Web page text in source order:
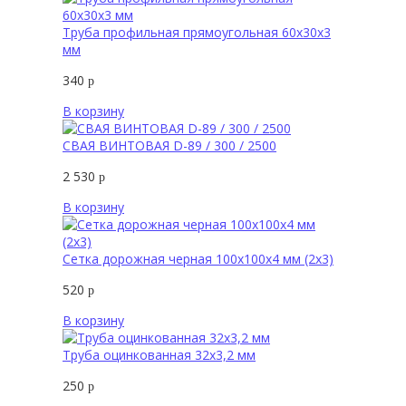
Труба профильная прямоугольная 60х30х3
мм
340 р
В корзину
СВАЯ ВИНТОВАЯ D-89 / 300 / 2500
2 530 р
В корзину
Сетка дорожная черная 100х100х4 мм (2х3)
520 р
В корзину
Труба оцинкованная 32х3,2 мм
250 р